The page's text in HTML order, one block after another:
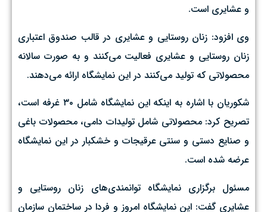
و عشایری است.
وی افزود: زنان روستایی و عشایری در قالب صندوق اعتباری
زنان روستایی و عشایری فعالیت می‌کنند و به صورت سالانه
محصولاتی که تولید می‌کنند در این نمایشگاه ارائه می‌دهند.
شکوریان با اشاره به اینکه این نمایشگاه شامل ۳۰ غرفه است،
تصریح کرد: محصولاتی شامل تولیدات دامی، محصولات باغی
و صنایع دستی و سنتی عرقیجات و خشکبار در این نمایشگاه
عرضه شده است.
مسئول برگزاری نمایشگاه توانمندی‌های زنان روستایی و
عشایری گفت: این نمایشگاه امروز و فردا در ساختمان سازمان